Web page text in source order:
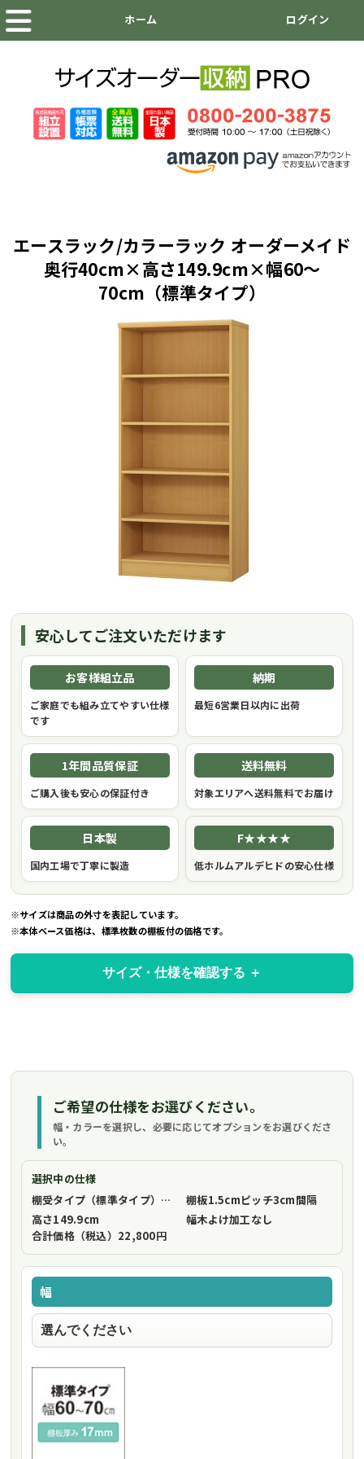
エースラック/カラーラック オーダーメイド
奥行40cm×高さ149.9cm×幅60～
70cm（標準タイプ）
安心してご注文いただけます
お客様組立品
ご家庭でも組み立てやすい仕様
です
納期
最短6営業日以内に出荷
1年間品質保証
ご購入後も安心の保証付き
送料無料
対象エリアへ送料無料でお届け
日本製
国内工場で丁寧に製造
F★★★★
低ホルムアルデヒドの安心仕様
※サイズは商品の外寸を表記しています。
※本体ベース価格は、標準枚数の棚板付の価格です。
サイズ・仕様を確認する
ご希望の仕様をお選びください。
幅・カラーを選択し、必要に応じてオプションをお選びくださ
い。
選択中の仕様
棚受タイプ（標準タイプ）
フリーストップ棚受（標準仕様）
棚板1.5cmピッチ3cm間隔
高さ149.9cm 幅木よけ加工なし
合計価格（税込） 22,800円
幅